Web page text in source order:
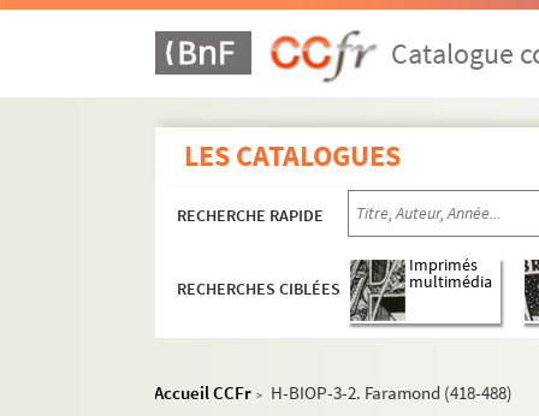
Catalogue
LES CATALOGUES
RECHERCHE RAPIDE
RECHERCHES CIBLÉES
Imprimés
multimédia
Accueil CCFr > H-BIOP-3-2. Faramond (418-488)